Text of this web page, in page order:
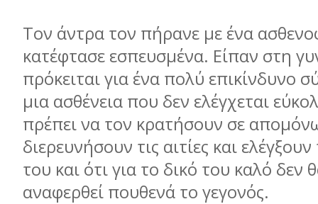
Τον άντρα τον πήρανε με ένα
κατέφτασε εσπευσμένα. Είπαν στη
πρόκειται για ένα πολύ επικίνδυνο
μια ασθένεια που δεν ελέγχεται
πρέπει να τον κρατήσουν σε
διερευνήσουν τις αιτίες και
του και ότι για το δικό του καλό δεν
αναφερθεί πουθενά το γεγονός.